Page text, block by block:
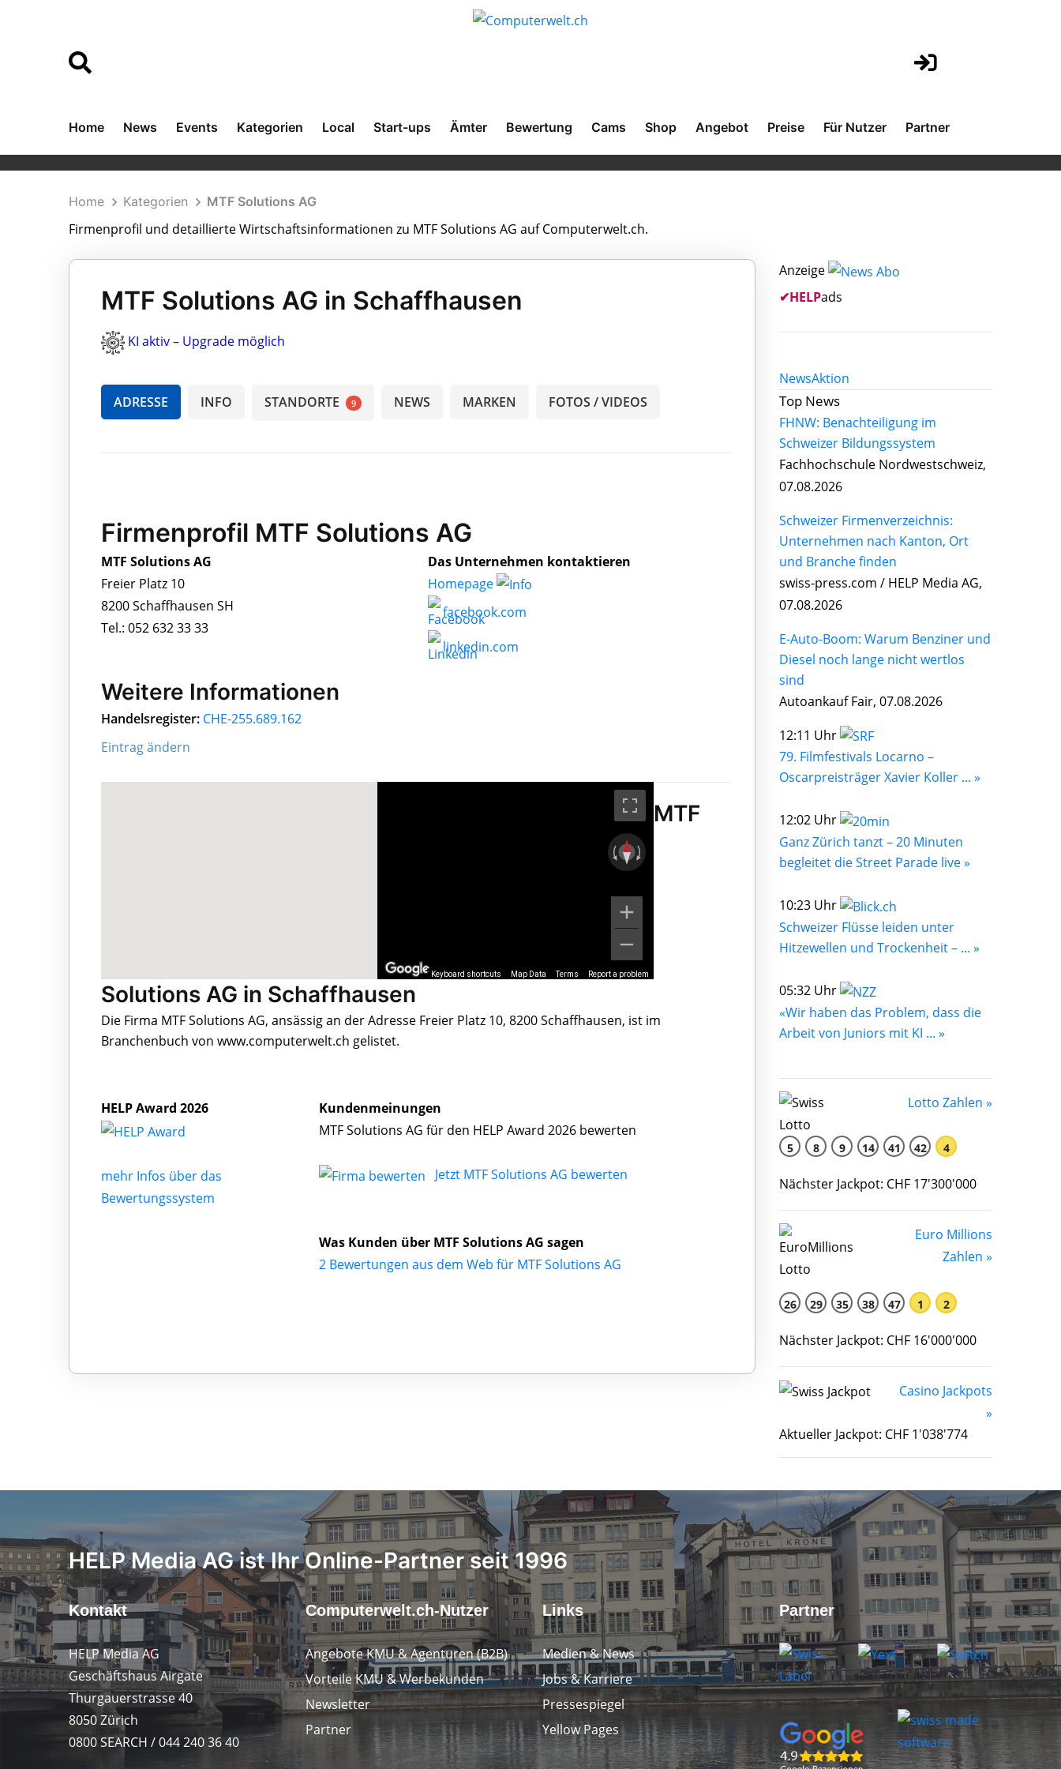
Home News Events Kategorien Local Start-ups Ämter Bewertung Cams Shop Angebot Preise Für Nutzer Partner
Home Kategorien MTF Solutions AG
Firmenprofil und detaillierte Wirtschaftsinformationen zu MTF Solutions AG auf Computerwelt.ch.
MTF Solutions AG in Schaffhausen
KI aktiv – Upgrade möglich
ADRESSE INFO STANDORTE 9 NEWS MARKEN FOTOS / VIDEOS
Firmenprofil MTF Solutions AG
MTF Solutions AG
Freier Platz 10
8200 Schaffhausen SH
Tel.: 052 632 33 33
Das Unternehmen kontaktieren
Homepage
facebook.com
linkedin.com
Weitere Informationen
Handelsregister: CHE-255.689.162
Eintrag ändern
Keyboard shortcuts Map Data Terms Report a problem
MTF
Solutions AG in Schaffhausen
Die Firma MTF Solutions AG, ansässig an der Adresse Freier Platz 10, 8200 Schaffhausen, ist im
Branchenbuch von www.computerwelt.ch gelistet.
HELP Award 2026
mehr Infos über das
Bewertungssystem
Kundenmeinungen
MTF Solutions AG für den HELP Award 2026 bewerten
Jetzt MTF Solutions AG bewerten
Was Kunden über MTF Solutions AG sagen
2 Bewertungen aus dem Web für MTF Solutions AG
Anzeige
✔HELPads
NewsAktion
Top News
FHNW: Benachteiligung im
Schweizer Bildungssystem
Fachhochschule Nordwestschweiz,
07.08.2026
Schweizer Firmenverzeichnis:
Unternehmen nach Kanton, Ort
und Branche finden
swiss-press.com / HELP Media AG,
07.08.2026
E-Auto-Boom: Warum Benziner und
Diesel noch lange nicht wertlos
sind
Autoankauf Fair, 07.08.2026
12:11 Uhr
79. Filmfestivals Locarno –
Oscarpreisträger Xavier Koller ... »
12:02 Uhr
Ganz Zürich tanzt – 20 Minuten
begleitet die Street Parade live »
10:23 Uhr
Schweizer Flüsse leiden unter
Hitzewellen und Trockenheit – ... »
05:32 Uhr
«Wir haben das Problem, dass die
Arbeit von Juniors mit KI ... »
Lotto Zahlen »
5 8 9 14 41 42 4
Nächster Jackpot: CHF 17'300'000
Euro Millions
Zahlen »
26 29 35 38 47 1 2
Nächster Jackpot: CHF 16'000'000
Casino Jackpots
»
Aktueller Jackpot: CHF 1'038'774
HELP Media AG ist Ihr Online-Partner seit 1996
Kontakt
HELP Media AG
Geschäftshaus Airgate
Thurgauerstrasse 40
8050 Zürich
0800 SEARCH / 044 240 36 40
Computerwelt.ch-Nutzer
Angebote KMU & Agenturen (B2B)
Vorteile KMU & Werbekunden
Newsletter
Partner
Links
Medien & News
Jobs & Karriere
Pressespiegel
Yellow Pages
Partner